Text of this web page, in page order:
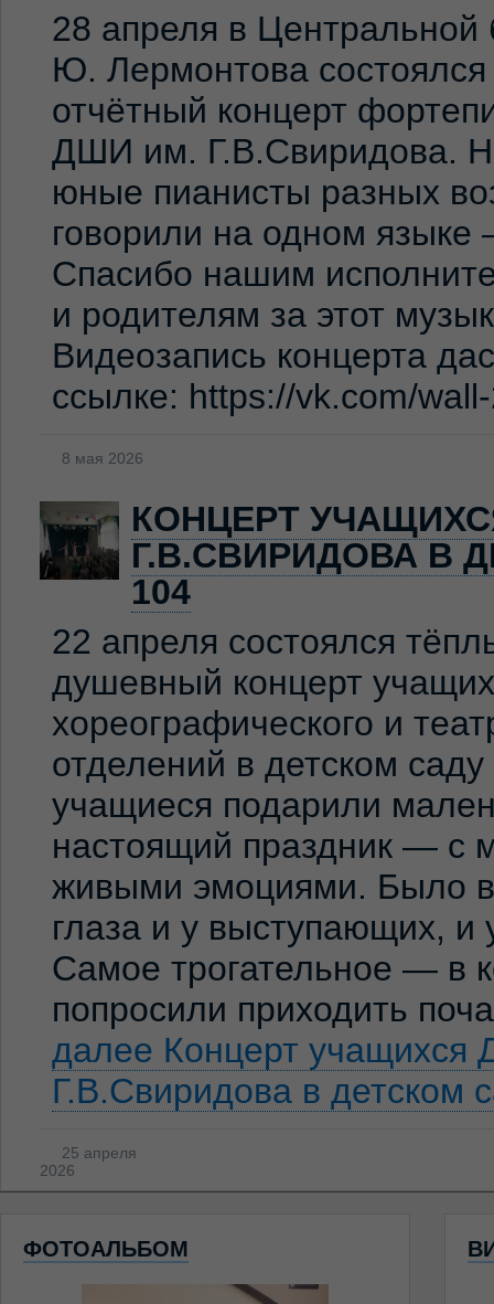
28 апреля в
Ю. Лермонтова состоялся
отчётный концерт
ДШИ им. Г.В.Свиридова.
юные пианисты разных
говорили на одном
Спасибо нашим
и родителям за этот
Видеозапись концерта
ссылке: https://vk.com/
8 мая 2026
КОНЦЕРТ
Г.В.СВИРИДОВА В
104
22 апреля состоялся
душевный концерт
хореографического и
отделений в детском
учащиеся подарили
настоящий праздник — с
живыми эмоциями. Было
глаза и у выступающих,
Самое трогательное — в
попросили приходить
далее Концерт
Г.В.Свиридова в детском
25 апреля
2026
ФОТОАЛЬБОМ